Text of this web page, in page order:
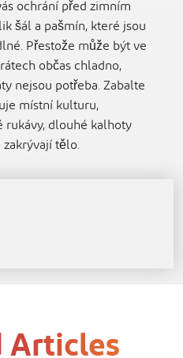
ochrání před zimním
šál a pašmín, které jsou
Přestože může být ve
občas chladno,
nejsou potřeba. Zabalte
místní kulturu,
dlouhé kalhoty
tělo.